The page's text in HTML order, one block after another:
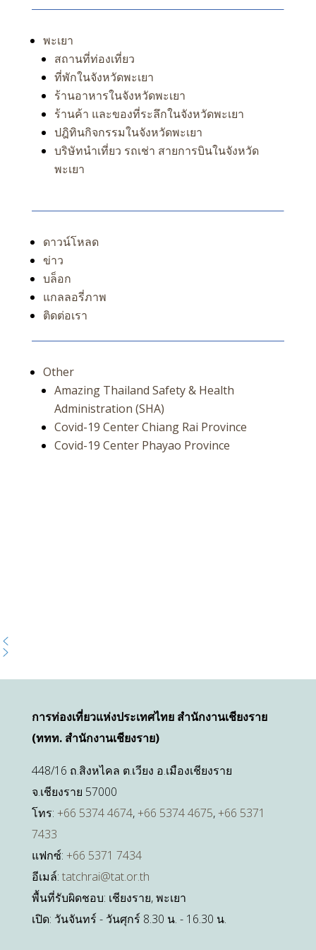
พะเยา
สถานที่ท่องเที่ยว
ที่พักในจังหวัดพะเยา
ร้านอาหารในจังหวัดพะเยา
ร้านค้า และของที่ระลึกในจังหวัดพะเยา
ปฎิทินกิจกรรมในจังหวัดพะเยา
บริษัทนำเที่ยว รถเช่า สายการบินในจังหวัด
พะเยา
ดาวน์โหลด
ข่าว
บล็อก
แกลลอรี่ภาพ
ติดต่อเรา
Other
Amazing Thailand Safety & Health
Administration (SHA)
Covid-19 Center Chiang Rai Province
Covid-19 Center Phayao Province
การท่องเที่ยวแห่งประเทศไทย สำนักงานเชียงราย
(ททท. สำนักงานเชียงราย)
448/16 ถ.สิงหไคล ต.เวียง อ.เมืองเชียงราย
จ.เชียงราย 57000
โทร: +66 5374 4674,+66 5374 4675,+66 5371
7433
แฟกซ์: +66 5371 7434
อีเมล์: tatchrai@tat.or.th
พื้นที่รับผิดชอบ: เชียงราย, พะเยา
เปิด: วันจันทร์ - วันศุกร์ 8.30 น. - 16.30 น.